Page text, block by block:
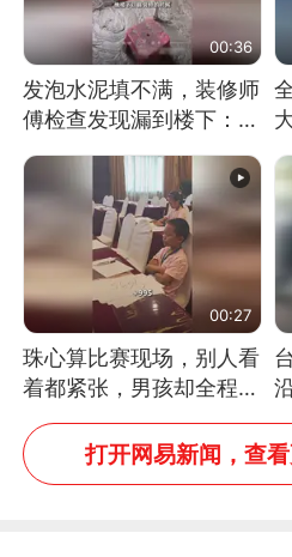
00:36
发泡水泥填不满，装修师
傅检查发现漏到楼下：出
风口未延伸到外墙
00:27
珠心算比赛现场，别人看
着都紧张，男孩却全程气
定神闲、从容作答，最终
拿下冠军。网友：这淡定
的样子，一看就是有实
打开网易新闻，查